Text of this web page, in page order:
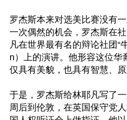
罗杰斯本来对选美比赛没有
一次偶然的机会，罗杰斯在
凡在世界最有名的辩论社团“
n）上的演讲。他形容这位华
仅具有美貌，也具有智慧、原
于是，罗杰斯给林耶凡写了
周后到伦敦，在英国保守党